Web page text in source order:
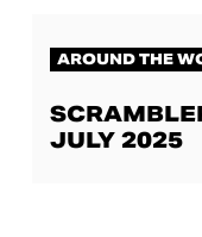
AROUND THE
JULY 2025